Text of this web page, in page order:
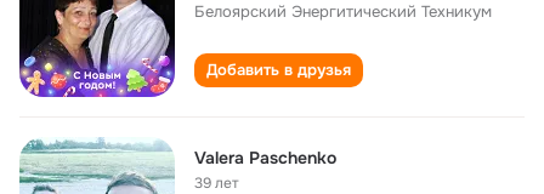
Белоярский Энергитический Техникум
Добавить в друзья
Valera Paschenko
39 лет